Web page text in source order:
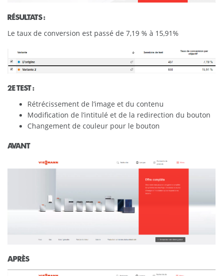
RÉSULTATS :
Le taux de conversion est passé de 7,19 % à 15,91%
2E TEST :
Rétrécissement de l’image et du contenu
Modification de l’intitulé et de la redirection du bouton
Changement de couleur pour le bouton
AVANT
APRÈS